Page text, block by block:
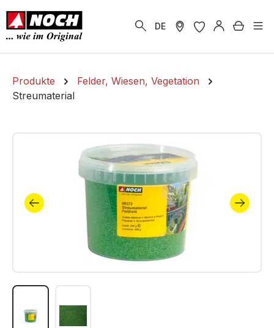
springen
DE
Produkte
Felder, Wiesen, Vegetation
Streumaterial
Bildergalerie überspringen